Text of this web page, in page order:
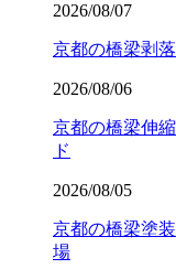
2026/08/07
京都の橋梁剥
2026/08/06
京都の橋梁伸
ド
2026/08/05
京都の橋梁塗
場